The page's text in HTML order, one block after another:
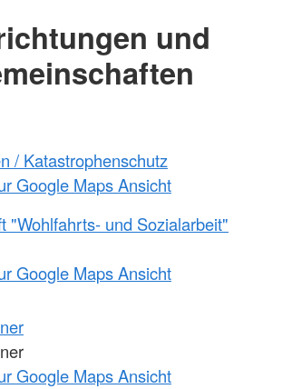
und
/ Katastrophenschutz
Google Maps Ansicht
"Wohlfahrts- und Sozialarbeit"
Google Maps Ansicht
Google Maps Ansicht